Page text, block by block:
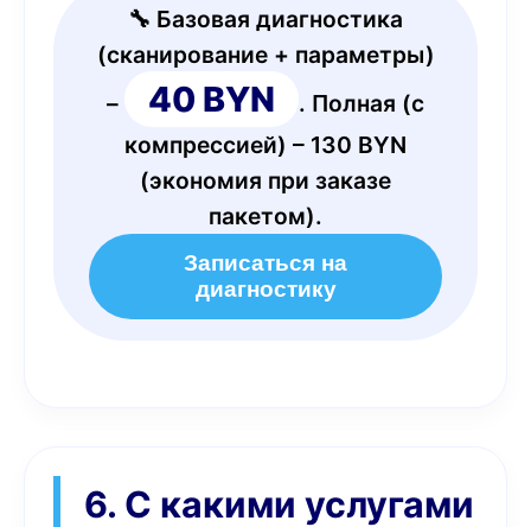
🔧 Базовая диагностика
(сканирование + параметры)
–
40 BYN
. Полная (с
компрессией) – 130 BYN
(экономия при заказе
пакетом).
Записаться на
диагностику
6. С какими услугами